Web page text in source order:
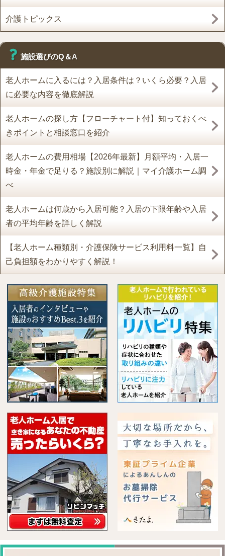
介護トピックス
施設選びのQ＆A
老人ホームに入るには？入居条件は？いくら必要？入居
に必要な内容を徹底解説
老人ホームの探し方【フローチャート付】知っておくべ
きポイントと相談窓口を紹介
老人ホームの費用相場【2026年最新】月額平均・入居一
時金・年金で足りる？施設別に解説｜マイ介護ホーム調
べ
老人ホームは何歳から入居可能？入居の下限年齢や入居
者の平均年齢を詳しく解説
【老人ホーム種類別・介護保険サービス利用料一覧】自
己負担額をわかりやすく解説！